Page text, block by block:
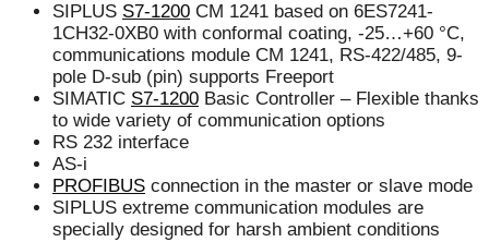
SIPLUS S7-1200 CM 1241 based on 6ES7241-
1CH32-0XB0 with conformal coating, -25…+60 °C,
communications module CM 1241, RS-422/485, 9-
pole D-sub (pin) supports Freeport
SIMATIC S7-1200 Basic Controller – Flexible thanks
to wide variety of communication options
RS 232 interface
AS-i
PROFIBUS connection in the master or slave mode
SIPLUS extreme communication modules are
specially designed for harsh ambient conditions